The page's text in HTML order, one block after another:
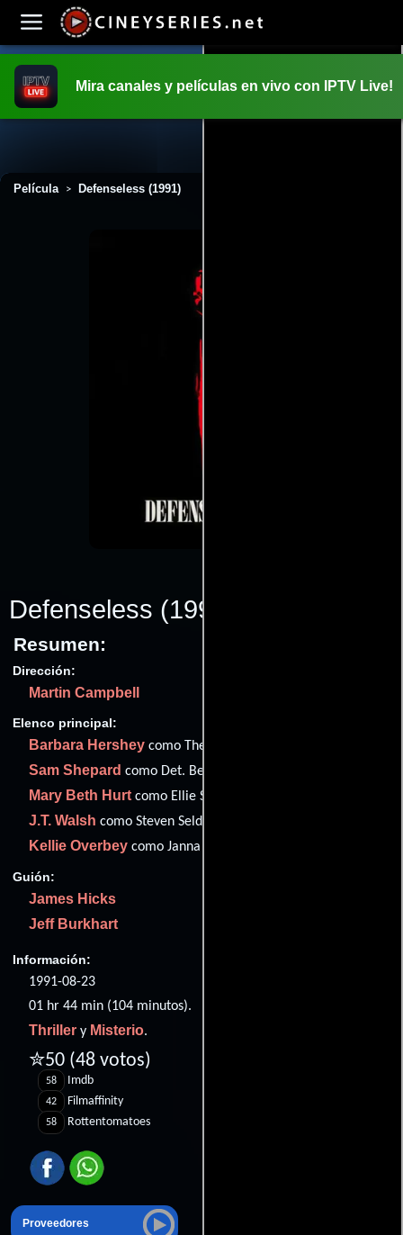
Mira canales y películas en vivo con IPTV Live!
Película > Defenseless (1991)
Defenseless (1991)
Resumen:
Dirección:
Martin Campbell
Elenco principal:
Barbara Hershey como Thelma 'T.K.' Knudsen Katwuller
Sam Shepard como Det. Beutel
Mary Beth Hurtcomo Ellie Seldes
J.T. Walsh como Steven Seldes
Kellie Overbey como Janna Seldes
Guión:
James Hicks
Jeff Burkhart
Información:
1991-08-23
01 hr 44 min (104 minutos).
Thriller y Misterio.
✮50 (48 votos)
58 Imdb
42 Filmaffinity
58 Rottentomatoes
Proveedores